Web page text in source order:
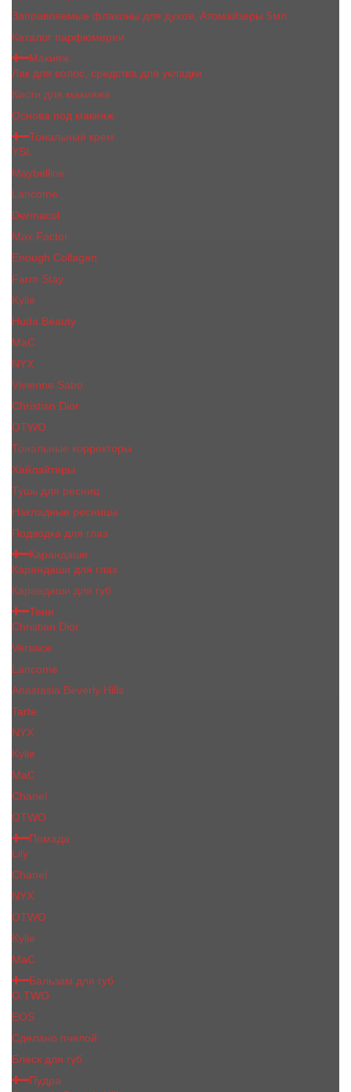
Заправляемые флаконы для духов, Атомайзеры 5мл
Каталог парфюмерии
Макияж
Лак для волос, средства для укладки
Кисти для макияжа
Основа под макияж
Тональный крем
YSL
Maybelline
Lancome
Dermacol
Max Factor
Enough Collagen
Farm Stay
Kylie
Huda Beauty
МаС
NYX
Vivienne Sabo
Сhristiаn Diоr
OTWO
Тональные корректоры
Хайлайтеры
Тушь для ресниц
Накладные ресницы
Подводка для глаз
Карандаши
Карандаши для глаз
Карандаши для губ
Тени
Christian Dior
Versace
Lancome
Anastasia Beverly Hills
Tarte
NYX
Kylie
MaC
Сhanеl
OTWO
Помада
Lily
Chanel
NYX
OTWO
Kylie
МаС
Бальзам для губ
O.TWO
EOS
Сделано пчелой
Блеск для губ
Пудра